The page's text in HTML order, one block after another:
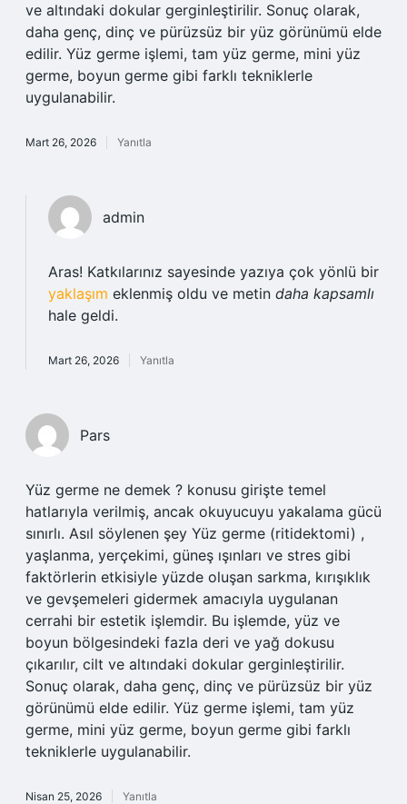
ve altındaki dokular gerginleştirilir. Sonuç olarak,
daha genç, dinç ve pürüzsüz bir yüz görünümü elde
edilir. Yüz germe işlemi, tam yüz germe, mini yüz
germe, boyun germe gibi farklı tekniklerle
uygulanabilir.
Mart 26, 2026 Yanıtla
admin
Aras! Katkılarınız sayesinde yazıya çok yönlü bir
yaklaşım eklenmiş oldu ve metin daha kapsamlı
hale geldi.
Mart 26, 2026 Yanıtla
Pars
Yüz germe ne demek ? konusu girişte temel
hatlarıyla verilmiş, ancak okuyucuyu yakalama gücü
sınırlı. Asıl söylenen şey Yüz germe (ritidektomi) ,
yaşlanma, yerçekimi, güneş ışınları ve stres gibi
faktörlerin etkisiyle yüzde oluşan sarkma, kırışıklık
ve gevşemeleri gidermek amacıyla uygulanan
cerrahi bir estetik işlemdir. Bu işlemde, yüz ve
boyun bölgesindeki fazla deri ve yağ dokusu
çıkarılır, cilt ve altındaki dokular gerginleştirilir.
Sonuç olarak, daha genç, dinç ve pürüzsüz bir yüz
görünümü elde edilir. Yüz germe işlemi, tam yüz
germe, mini yüz germe, boyun germe gibi farklı
tekniklerle uygulanabilir.
Nisan 25, 2026 Yanıtla